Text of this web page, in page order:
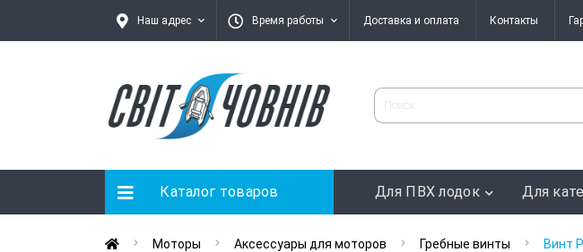
Наш адрес Время работы Доставка и оплата Контакты
Каталог товаров Для ПВХ лодок Для
Моторы Аксессуары для моторов Гребные винты Винт